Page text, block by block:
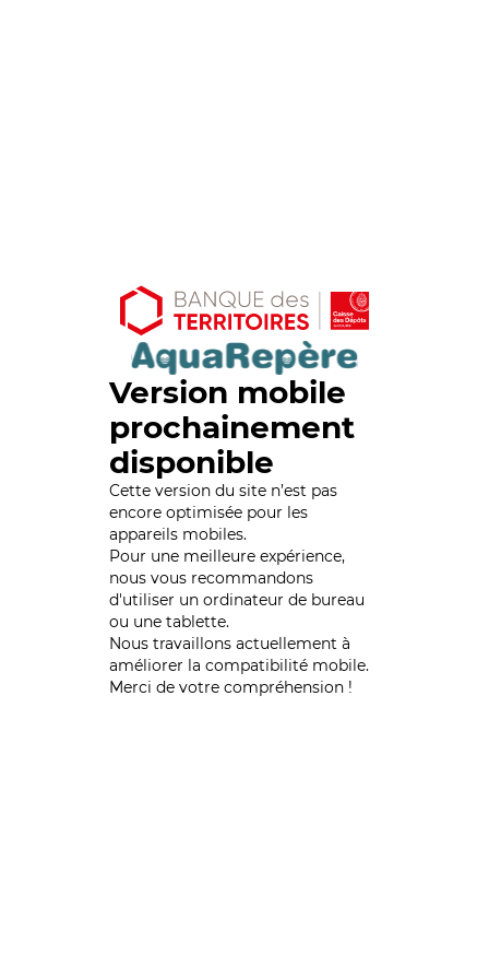
Version mobile
prochainement
disponible
Cette version du site n’est pas
encore optimisée pour les
appareils mobiles.
Pour une meilleure expérience,
nous vous recommandons
d'utiliser un ordinateur de bureau
ou une tablette.
Nous travaillons actuellement à
améliorer la compatibilité mobile.
Merci de votre compréhension !